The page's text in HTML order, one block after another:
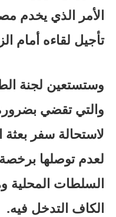
الأمر الذي يخدم
تأجيل لقاءه أمام
وستستعين لجنة
والتي تقضي بضرورة
لاستحالة سفر بعثة
لعدم توصلها
السلطات المحلية
الكاف التدخل فيه.